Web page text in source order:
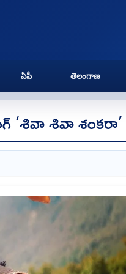
ఏపీ తెలంగాణ
‘శివా శివా శంకరా’